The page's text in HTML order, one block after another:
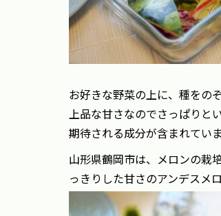
お好きな野菜の上に、種をの
上品な甘さなのでさっぱりと
期待される成分が含まれてい
山形県鶴岡市は、メロンの栽
っきりした甘さのアンデスメ